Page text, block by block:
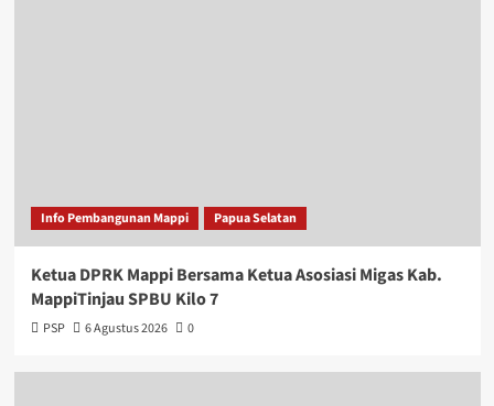
Info Pembangunan Mappi Papua Selatan
Ketua DPRK Mappi Bersama Ketua Asosiasi Migas Kab.
MappiTinjau SPBU Kilo 7
PSP 6 Agustus 2026 0